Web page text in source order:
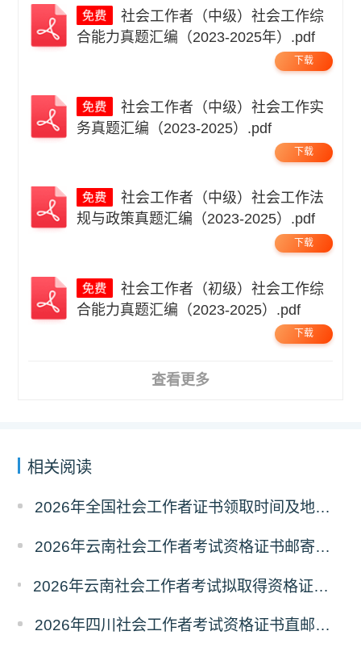
社会工作者（中级）社会工作综
合能力真题汇编（2023-2025年）.pdf
下载
社会工作者（中级）社会工作实
务真题汇编（2023-2025）.pdf
下载
社会工作者（中级）社会工作法
规与政策真题汇编（2023-2025）.pdf
下载
社会工作者（初级）社会工作综
合能力真题汇编（2023-2025）.pdf
下载
查看更多
相关阅读
2026年全国社会工作者证书领取时间及地点汇总
2026年云南社会工作者考试资格证书邮寄领取的通知
2026年云南社会工作者考试拟取得资格证书人员使用告知承诺制情况的公示
2026年四川社会工作者考试资格证书直邮领取的通知